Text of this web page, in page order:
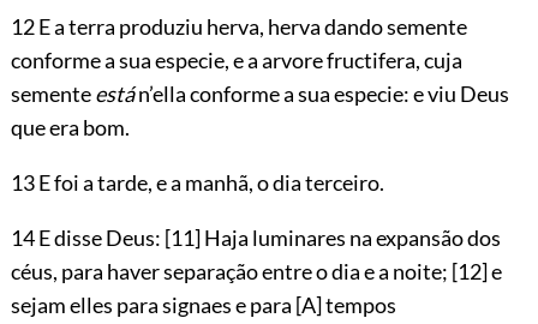
12 E a terra produziu herva, herva dando semente
conforme a sua especie, e a arvore fructifera, cuja
sementeestán’ella conforme a sua especie: e viu Deus
que era bom.
13 E foi a tarde, e a manhã, o dia terceiro.
14 E disse Deus: [11]Haja luminares na expansão dos
céus, para haver separação entre o dia e a noite; [12]e
sejam elles para signaes e para [A]tempos